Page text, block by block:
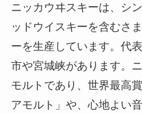
ニッカウヰスキーは、シ
ッドウイスキーを含むさ
ーを生産しています。代
市や宮城峡があります。
モルトであり、世界最高
アモルト」や、心地よい